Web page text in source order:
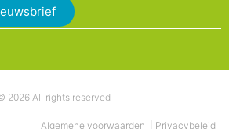
2026 All rights reserved
Algemene voorwaarden Privacybeleid